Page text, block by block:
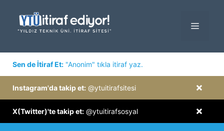
MENÜ
Sen de İtiraf Et: "Anonim" tıkla itiraf yaz.
×
Instagram'da takip et: @ytuitirafsitesi
×
X(Twitter)'te takip et: @ytuitirafsosyal